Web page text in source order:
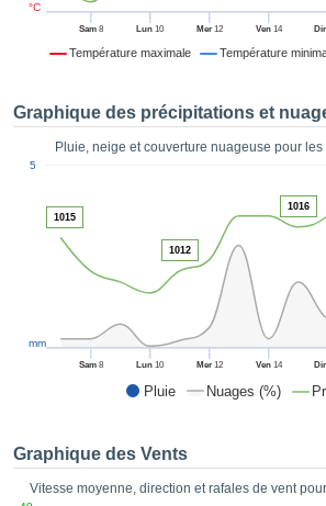
les
des
par le
de
sur
ACCEPTER
PARAMÈTRES
Température maximale Température
Sam8 Lun 10 Mer12 Ven14
°C
Graphique des précipitations et
Pluie, neige et couverture nuageuse pour
Pluie Nuages (%)
Sam8 Lun 10 Mer12 Ven14
5
mm
1015
1012
1016
Graphique des Vents
Vitesse moyenne, direction et rafales de vent